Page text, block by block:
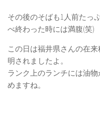
その後のそばも1人前たっ
べ終わった時には満腹(笑)
この日は福井県さんの在
明されましたよ。
ランク上のランチには油
めますね。